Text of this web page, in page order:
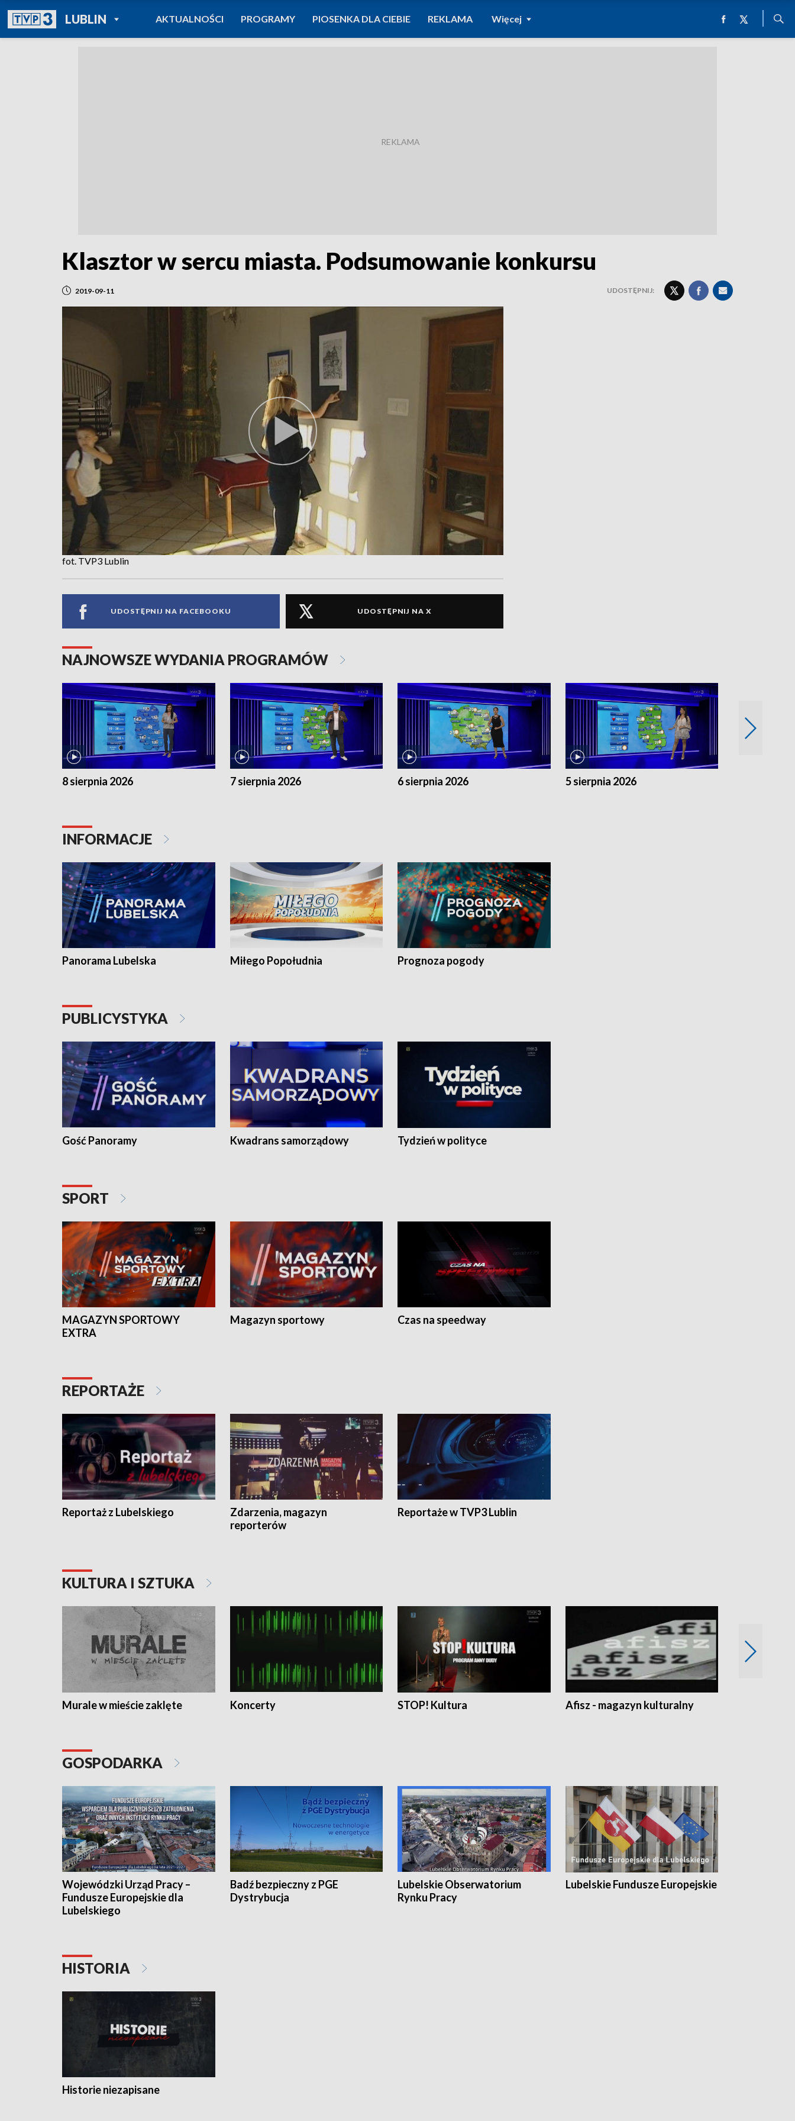
LUBLINPOWRÓT DO
TVP REGIONY
AKTUALNOŚCI PROGRAMY PIOSENKA DLA CIEBIE REKLAMA Więcej
Klasztor w sercu miasta. Podsumowanie konkursu
2019-09-11 UDOSTĘPNIJ:
fot. TVP3 Lublin
UDOSTĘPNIJ NA FACEBOOKU UDOSTĘPNIJ NA X
NAJNOWSZE WYDANIA PROGRAMÓW
8 sierpnia 2026 7 sierpnia 2026 6 sierpnia 2026 5 sierpnia 2026
INFORMACJE
Panorama Lubelska Miłego Popołudnia Prognoza pogody
PUBLICYSTYKA
Gość Panoramy Kwadrans samorządowy Tydzień w polityce
SPORT
MAGAZYN SPORTOWY
EXTRA
Magazyn sportowy Czas na speedway
REPORTAŻE
Reportaż z Lubelskiego
Zdarzenia, magazyn
reporterów
Reportaże w TVP3 Lublin
KULTURA I SZTUKA
Murale w mieście zaklęte Koncerty STOP! Kultura Afisz - magazyn kulturalny
GOSPODARKA
Wojewódzki Urząd Pracy –
Fundusze Europejskie dla
Lubelskiego
Badź bezpieczny z PGE
Dystrybucja
Lubelskie Obserwatorium
Rynku Pracy
Lubelskie Fundusze Europejskie
HISTORIA
Historie niezapisane